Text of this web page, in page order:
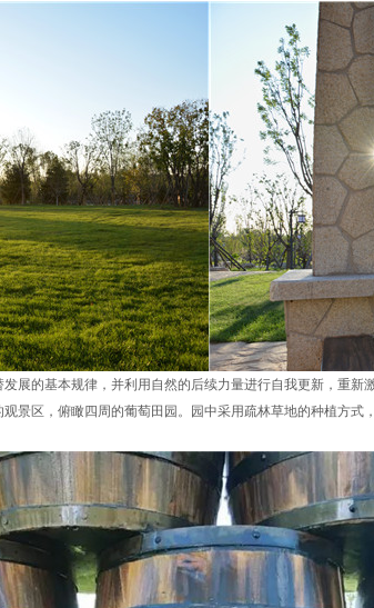
展的基本规律，并利用自然的后续力量进行自我更新，重
景区，俯瞰四周的葡萄田园。园中采用疏林草地的种植方